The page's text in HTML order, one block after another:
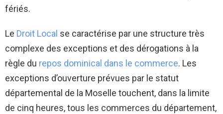
fériés.
Le Droit Local se caractérise par une structure très
complexe des exceptions et des dérogations à la
règle du repos dominical dans le commerce. Les
exceptions d’ouverture prévues par le statut
départemental de la Moselle touchent, dans la limite
de cinq heures, tous les commerces du département,